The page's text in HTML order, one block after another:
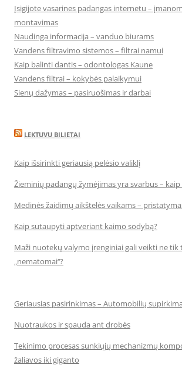
Įsigijote vasarines padangas internetu –
montavimas
Naudinga informacija – vanduo biurams
Vandens filtravimo sistemos – filtrai namui
Kaip balinti dantis – odontologas Kaune
Vandens filtrai – kokybės palaikymui
Sienų dažymas – pasiruošimas ir darbai
LEKTUVU BILIETAI
Kaip išsirinkti geriausią pelėsio valiklį
Žieminių padangų žymėjimas yra svarbus –
Medinės žaidimų aikštelės vaikams –
Kaip sutaupyti aptveriant kaimo sodybą?
Maži nuotekų valymo įrenginiai gali veikti ne tik
„nematomai‘‘?
Geriausias pasirinkimas – Automobilių
Nuotraukos ir spauda ant drobės
Tekinimo procesas sunkiųjų mechanizmų
žaliavos iki giganto